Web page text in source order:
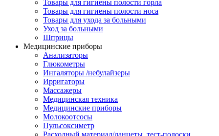
Товары для гигиены полости горла
Товары для гигиены полости носа
Товары для ухода за больными
Уход за больными
Шприцы
Медицинские приборы
Анализаторы
Глюкометры
Ингаляторы /небулайзеры
Ирригаторы
Массажеры
Медицинская техника
Медицинские приборы
Молокоотсосы
Пульсоксиметр
Расходный материал/ланцеты, тест-полоски,